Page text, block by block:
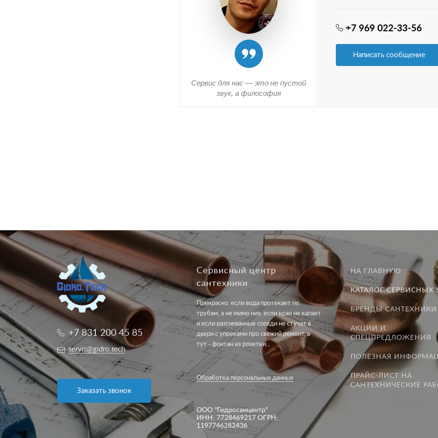
+7 969 022-33-56
Написать сообщение
Сервис для нас — это не пустой
звук, а философия
+7 831 200 45 85
servis@gidro.tech
Заказать звонок
Сервисный центр
сантехники
Прекрасно, если вода протекает по
трубам, а не мимо них, если кран не капает
и если разгневанные соседи не стучат в
двери с упреками про свежий ремонт, а
тут - фонтан из розетки...
Обработка персональных данных
ООО "Гидросанцентр"
ИНН: 7728469217 ОГРН:
1197746282436
НА ГЛАВНУЮ
КАТАЛОГ СЕРВИСНЫХ
БРЕНДЫ САНТЕХНИКИ
АКЦИИ И
СПЕЦПРЕДЛОЖЕНИЯ
ПОЛЕЗНАЯ
ПРАЙС-ЛИСТ НА
САНТЕХНИЧЕСКИЕ